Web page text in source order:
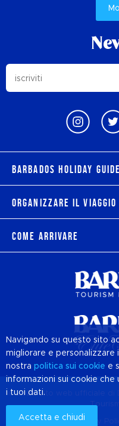
Barbados Holiday Guide
Organizzare il viaggio
Come arrivare
© 2026 Sito web ufficiale di
Chi siamo Privacy
Navigando su questo sito
migliorare e personalizzare
nostra politica sui cookie e
informazioni sui cookie che
i tuoi dati.
Accetta e chiudi